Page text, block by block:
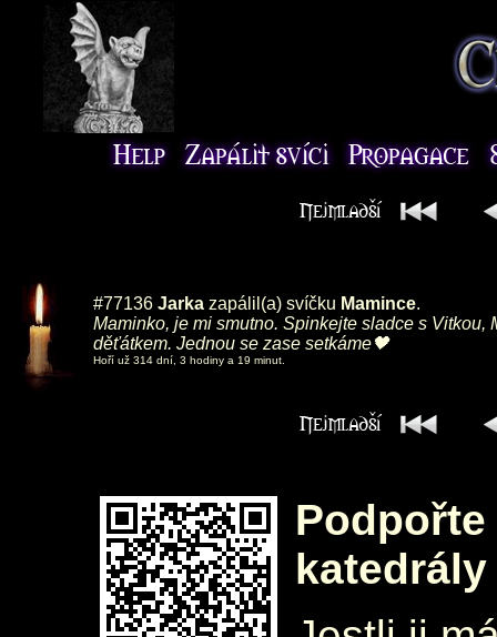
#77136 Jarka zapálil(a) svíčku Mamince.
Maminko, je mi smutno. Spinkejte sladce s Vitkou,
děťátkem. Jednou se zase setkáme🖤
Hoří už 314 dní, 3 hodiny a 19 minut.
katedrály